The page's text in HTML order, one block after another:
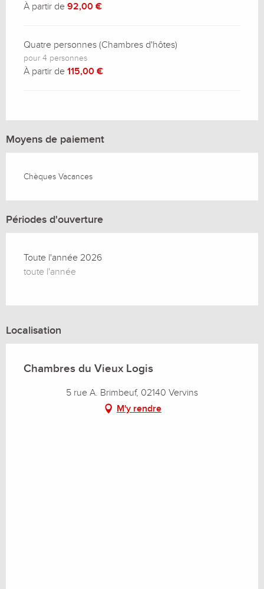
À partir de 92,00 €
Quatre personnes (Chambres d'hôtes)
pour 4 personnes
À partir de 115,00 €
Moyens de paiement
Chèques Vacances
Périodes d'ouverture
Toute l'année 2026
toute l'année
Localisation
Chambres du Vieux Logis
5 rue A. Brimbeuf, 02140 Vervins
M'y rendre